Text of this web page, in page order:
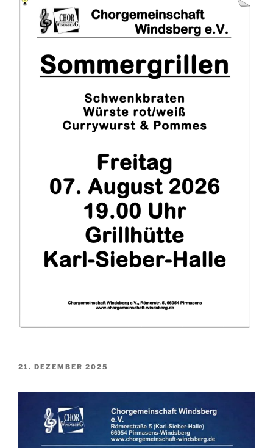
VERÖFFENTLICHT
21. DEZEMBER 2025